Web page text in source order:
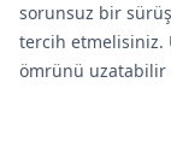
sorunsuz bir
tercih etmelisiniz.
ömrünü uzatabilir